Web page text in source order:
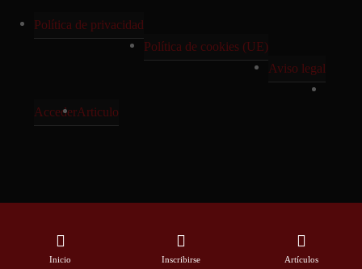
Política de privacidad
Política de cookies (UE)
Aviso legal
AccederArticulo
mucho ❤️ por Grupo BIVESGE
Inicio Inscribirse Artículos